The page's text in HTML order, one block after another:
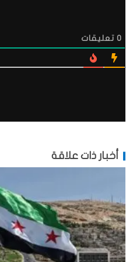
0 تعليقات
أخبار ذات علاقة